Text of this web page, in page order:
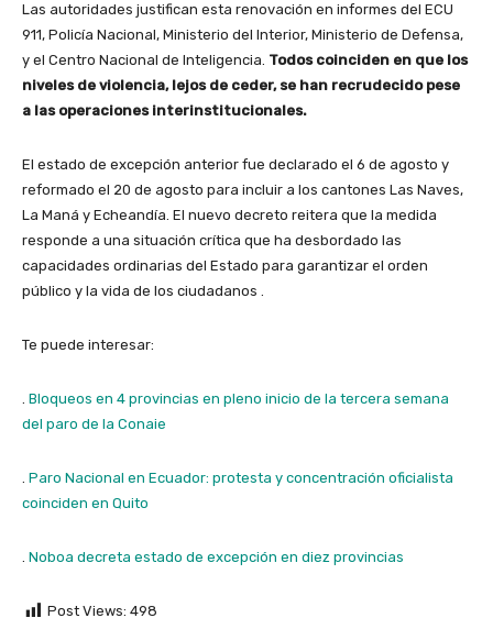
Las autoridades justifican esta renovación en informes del ECU
911, Policía Nacional, Ministerio del Interior, Ministerio de Defensa,
y el Centro Nacional de Inteligencia. Todos coinciden en que los
niveles de violencia, lejos de ceder, se han recrudecido pese
a las operaciones interinstitucionales.
El estado de excepción anterior fue declarado el 6 de agosto y
reformado el 20 de agosto para incluir a los cantones Las Naves,
La Maná y Echeandía. El nuevo decreto reitera que la medida
responde a una situación crítica que ha desbordado las
capacidades ordinarias del Estado para garantizar el orden
público y la vida de los ciudadanos .
Te puede interesar:
. Bloqueos en 4 provincias en pleno inicio de la tercera semana
del paro de la Conaie
. Paro Nacional en Ecuador: protesta y concentración oficialista
coinciden en Quito
. Noboa decreta estado de excepción en diez provincias
Post Views: 498